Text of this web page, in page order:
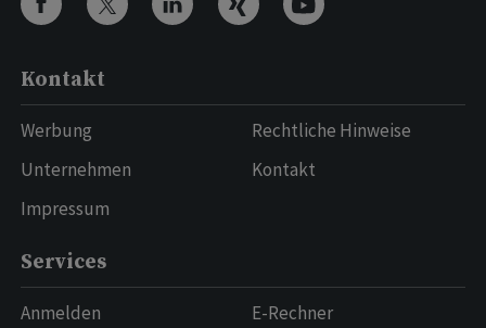
Kontakt
Werbung
Unternehmen
Impressum
Rechtliche Hinweise
Kontakt
Services
Anmelden
E-Rechner